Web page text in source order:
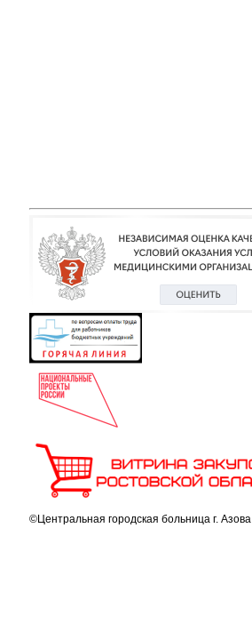
©Центральная городская больница г. Азова